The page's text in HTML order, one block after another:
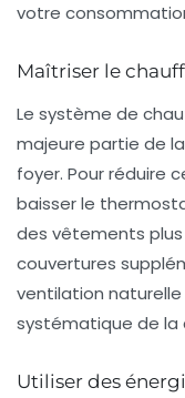
votre
Maîtriser le
Le système de
majeure partie de
foyer. Pour réduire
baisser le
des vêtements plus
couvertures
ventilation
systématique de la
Utiliser des